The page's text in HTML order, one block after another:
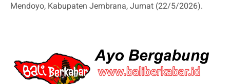
Mendoyo, Kabupaten Jembrana, Jumat (22/5/2026).